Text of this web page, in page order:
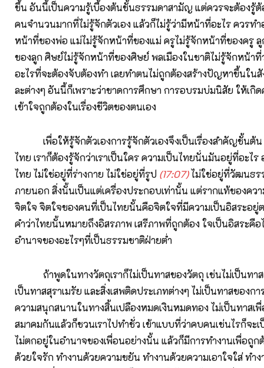
ขึ้น อันนี้เป็นความรู้เบื้องต้นชั้นธรรมดาสามัญ แต่ควรจะต้องรู้ต้อ
คนจำนวนมากที่ไม่รู้จักตัวเอง แล้วก็ไม่รู้ว่ามีหน้าที่อะไร ควรทำ
หน้าที่ของพ่อ แม่ไม่รู้จักหน้าที่ของแม่ ครูไม่รู้จักหน้าที่ของครู
ของลูก ศิษย์ไม่รู้จักหน้าที่ของศิษย์ พลเมืองในชาติไม่รู้จักหน้า
อะไรที่จะต้องจับต้องทำ เลยทำตนไม่ถูกต้องสร้างปัญหาขึ้นใน
ละต่างๆ อันนี้ก็เพราะว่าขาดการศึกษา การอบรมบ่มนิสัย ให้เกิ
เข้าใจถูกต้องในเรื่องชีวิตของตนเอง
เพื่อให้รู้จักตัวเองการรู้จักตัวเองจึงเป็นเรื่องสำคัญชั้นต้น
ไทย เราก็ต้องรู้จักว่าเราเป็นใคร ความเป็นไทยนั่นมันอยู่ที่อะไ
ไทย ไม่ใช่อยู่ที่ร่างกาย ไม่ใช่อยู่ที่รูป (17:07)ไม่ใช่อยู่ที่วัฒนธร
ภายนอก สิ่งนั้นเป็นแต่เครื่องประกอบเท่านั้น แต่รากแท้ของคว
จิตใจ จิตใจของคนที่เป็นไทยนั้นคือจิตใจที่มีความเป็นอิสระอยู่ต
คำว่าไทยนั้นหมายถึงอิสรภาพ เสรีภาพที่ถูกต้อง ใจเป็นอิสระคื
อำนาจของอะไรๆที่เป็นธรรมชาติฝ่ายต่ำ
ถ้าพูดในทางวัตถุเราก็ไม่เป็นทาสของวัตถุ เช่นไม่เป็นทาส
เป็นทาสสุราเมรัย และสิ่งเสพติดประเภทต่างๆ ไม่เป็นทาสของก
ความสนุกสนานในทางสิ้นเปลืองหมดเงินหมดทอง ไม่เป็นทาสเ
สมาคมกันแล้วก็ชวนเราไปทำชั่ว เข้าแบบที่ว่าคบคนเช่นไรก็จะเ
ไม่ตกอยู่ในอำนาจของเพื่อนอย่างนั้น แล้วก็มีการทำงานเพื่อถูก
ด้วยใจรัก ทำงานด้วยความขยัน ทำงานด้วยความเอาใจใส่ ทำ